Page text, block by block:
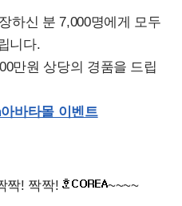
하신 분 7,000명에게 모두
니다.
만원 상당의 경품을 드립
바타몰 이벤트
짝! 짝짝!
~~~~